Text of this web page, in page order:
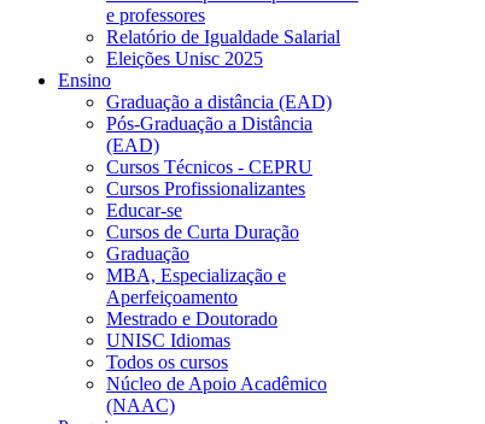
e professores
Relatório de Igualdade Salarial
Eleições Unisc 2025
Ensino
Graduação a distância (EAD)
Pós-Graduação a Distância
(EAD)
Cursos Técnicos - CEPRU
Cursos Profissionalizantes
Educar-se
Cursos de Curta Duração
Graduação
MBA, Especialização e
Aperfeiçoamento
Mestrado e Doutorado
UNISC Idiomas
Todos os cursos
Núcleo de Apoio Acadêmico
(NAAC)